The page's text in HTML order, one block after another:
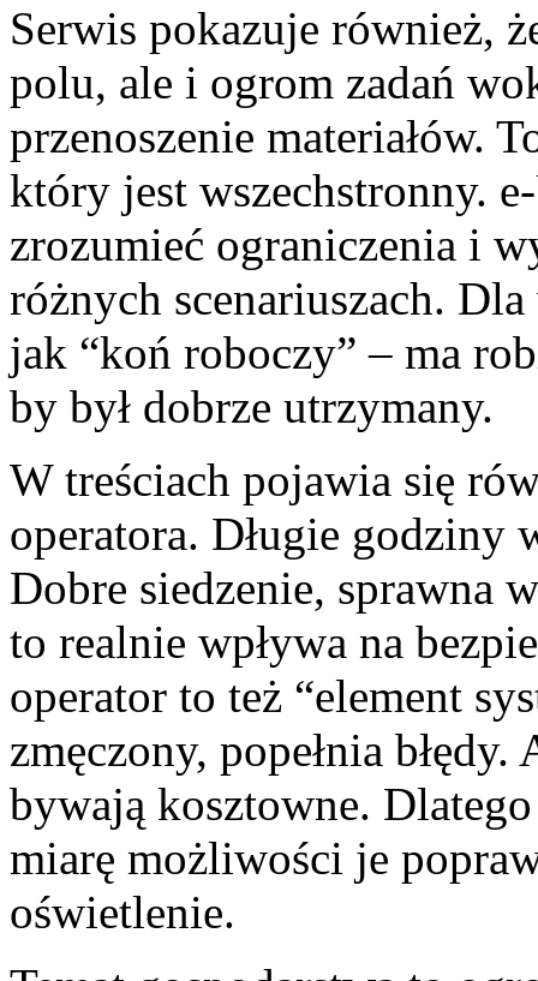
Serwis pokazuje również,
polu, ale i ogrom zadań
przenoszenie materiałów.
który jest wszechstronny.
zrozumieć ograniczenia i
różnych scenariuszach.
jak “koń roboczy” – ma
by był dobrze utrzymany.
W treściach pojawia się
operatora. Długie godziny
Dobre siedzenie, sprawna
to realnie wpływa na
operator to też “element
zmęczony, popełnia
bywają kosztowne.
miarę możliwości je
oświetlenie.